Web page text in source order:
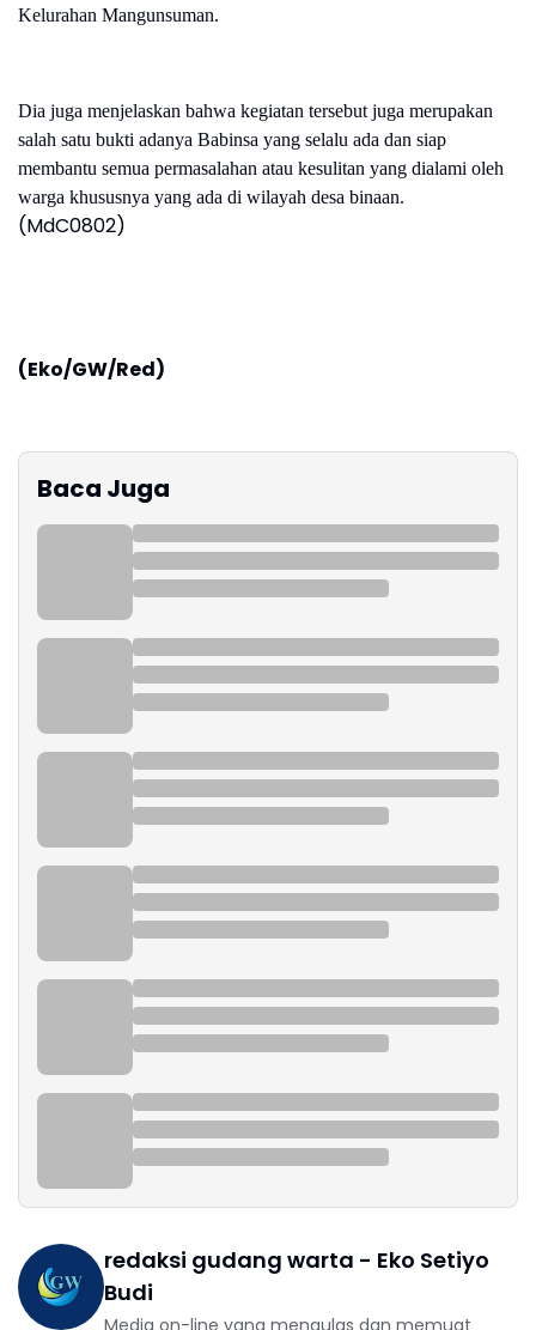
Kelurahan Mangunsuman.
Dia juga menjelaskan bahwa kegiatan tersebut juga merupakan
salah satu bukti adanya Babinsa yang selalu ada dan siap
membantu semua permasalahan atau kesulitan yang dialami oleh
warga khususnya yang ada di wilayah desa binaan.
(MdC0802)
(Eko/GW/Red)
Baca Juga
redaksi gudang warta - Eko Setiyo
Budi
Media on-line yang mengulas dan memuat